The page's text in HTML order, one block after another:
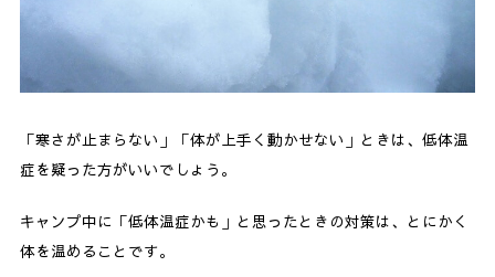
「寒さが止まらない」「体が上手く動かせない」ときは、低体温
症を疑った方がいいでしょう。
キャンプ中に「低体温症かも」と思ったときの対策は、とにかく
体を温めることです。